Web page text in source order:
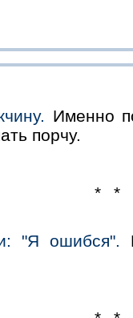
Именно
порчу.
* *
"Я ошибся".